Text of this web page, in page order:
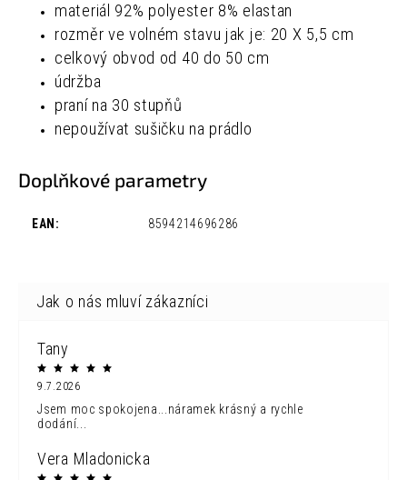
materiál 92% polyester 8% elastan
rozměr ve volném stavu jak je: 20 X 5,5 cm
celkový obvod od 40 do 50 cm
údržba
praní na 30 stupňů
nepoužívat sušičku na prádlo
Doplňkové parametry
EAN : 8594214696286
Tany
9.7.2026
Jsem moc spokojena...náramek krásný a rychle
dodání...
Vera Mladonicka